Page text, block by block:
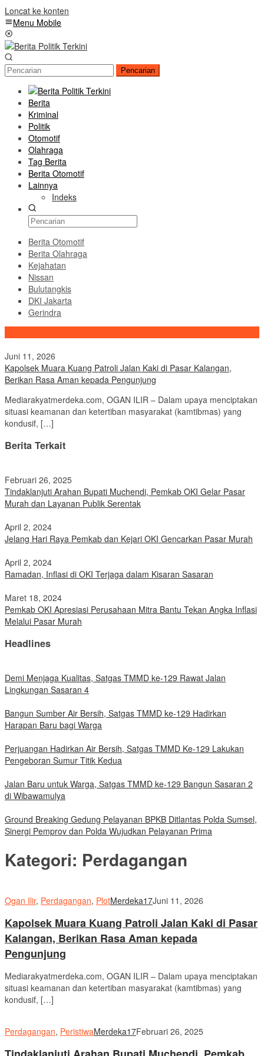
Loncat ke konten
Menu Mobile
Pencarian
Berita
Kriminal
Politik
Otomotif
Olahraga
Tag Berita
Berita Otomotif
Lainnya
Indeks
Berita Otomotif
Berita Olahraga
Kejahatan
Nissan
Bulutangkis
DKI Jakarta
Gerindra
Juni 11, 2026
Kapolsek Muara Kuang Patroli Jalan Kaki di Pasar Kalangan,
Berikan Rasa Aman kepada Pengunjung
Mediarakyatmerdeka.com, OGAN ILIR – Dalam upaya menciptakan
situasi keamanan dan ketertiban masyarakat (kamtibmas) yang
kondusif, […]
Berita Terkait
Februari 26, 2025
Tindaklanjuti Arahan Bupati Muchendi, Pemkab OKI Gelar Pasar
Murah dan Layanan Publik Serentak
April 2, 2024
Jelang Hari Raya Pemkab dan Kejari OKI Gencarkan Pasar Murah
April 2, 2024
Ramadan, Inflasi di OKI Terjaga dalam Kisaran Sasaran
Maret 18, 2024
Pemkab OKI Apresiasi Perusahaan Mitra Bantu Tekan Angka Inflasi
Melalui Pasar Murah
Headlines
Demi Menjaga Kualitas, Satgas TMMD ke-129 Rawat Jalan
Lingkungan Sasaran 4
Bangun Sumber Air Bersih, Satgas TMMD ke-129 Hadirkan
Harapan Baru bagi Warga
Perjuangan Hadirkan Air Bersih, Satgas TMMD Ke-129 Lakukan
Pengeboran Sumur Titik Kedua
Jalan Baru untuk Warga, Satgas TMMD ke-129 Bangun Sasaran 2
di Wibawamulya
Ground Breaking Gedung Pelayanan BPKB Ditlantas Polda Sumsel,
Sinergi Pemprov dan Polda Wujudkan Pelayanan Prima
Kategori: Perdagangan
Ogan Ilir, Perdagangan, PlotMerdeka17Juni 11, 2026
Kapolsek Muara Kuang Patroli Jalan Kaki di Pasar
Kalangan, Berikan Rasa Aman kepada
Pengunjung
Mediarakyatmerdeka.com, OGAN ILIR – Dalam upaya menciptakan
situasi keamanan dan ketertiban masyarakat (kamtibmas) yang
kondusif, […]
Perdagangan, PeristiwaMerdeka17Februari 26, 2025